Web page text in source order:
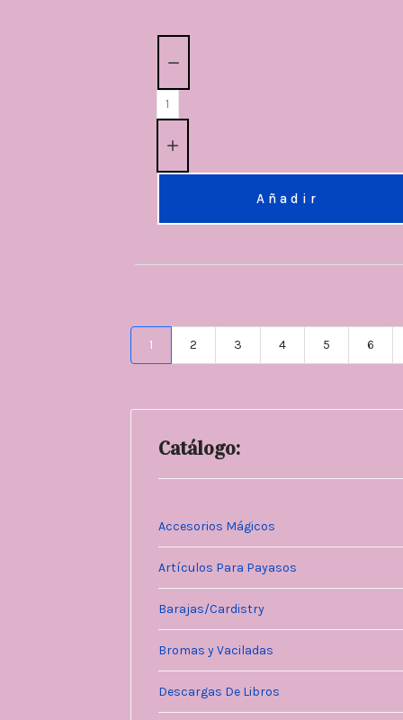
Añadir
1 2 3 4 5 6
Catálogo:
Accesorios Mágicos
Artículos Para Payasos
Barajas/Cardistry
Bromas y Vaciladas
Descargas De Libros